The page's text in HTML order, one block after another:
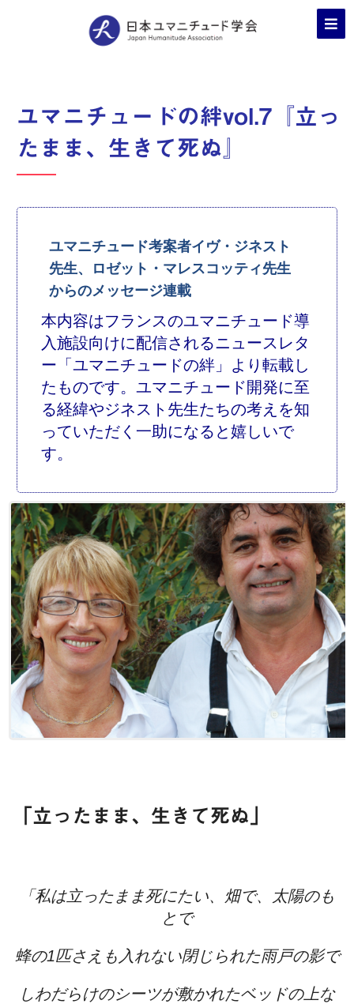
ユマニチュードの絆vol.7『立っ
たまま、生きて死ぬ』
ユマニチュード考案者イヴ・ジネスト
先生、ロゼット・マレスコッティ先生
からのメッセージ連載
本内容はフランスのユマニチュード導
入施設向けに配信されるニュースレタ
ー「ユマニチュードの絆」より転載し
たものです。ユマニチュード開発に至
る経緯やジネスト先生たちの考えを知
っていただく一助になると嬉しいで
す。
「立ったまま、生きて死ぬ」
「私は立ったまま死にたい、畑で、太陽のも
とで
蜂の1匹さえも入れない閉じられた雨戸の影で
しわだらけのシーツが敷かれたベッドの上な